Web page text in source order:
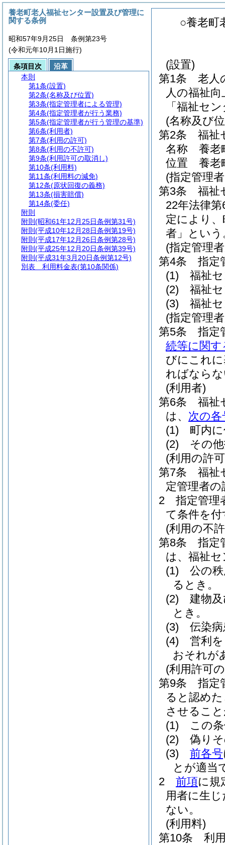
○養老町
(設置)
第1条
老人
人の福祉
「福祉セ
(名称及び
第2条
福祉
名称 養老
位置 養老
(指定管理
第3条
福祉
22年法律
定により
者」という
(指定管理
第4条
指定
(1)
福祉
(2)
福祉
(3)
福祉
(指定管理
第5条
指定
続等に関す
びにこれ
ればなら
(利用者)
第6条
福祉
は、 次の各
(1)
町内
(2)
その
(利用の許
第7条
福祉
定管理者
2
指定管理
て条件を
(利用の不
第8条
指定
は、福祉
(1)
公の
るとき。
(2)
建物
とき。
(3)
伝染
(4)
営利
おそれが
(利用許可
第9条
指定
ると認め
させるこ
(1)
この
(2)
偽り
(3)
前各号
とが適当
2
前項に規
用者に生
ない。
(利用料)
第10条
利
養老町老人福祉センター設置及び管理に
関する条例
昭和57年9月25日 条例第23号
(令和元年10月1日施行)
条項目次
沿革
本則
第1条(設置)
第2条(名称及び位置)
第3条(指定管理者による管理)
第4条(指定管理者が行う業務)
第5条(指定管理者が行う管理の基準)
第6条(利用者)
第7条(利用の許可)
第8条(利用の不許可)
第9条(利用許可の取消し)
第10条(利用料)
第11条(利用料の減免)
第12条(原状回復の義務)
第13条(損害賠償)
第14条(委任)
附則
附則 (昭和61年12月25日条例第31号)
附則 (平成10年12月28日条例第19号)
附則 (平成17年12月26日条例第28号)
附則 (平成25年12月20日条例第39号)
附則 (平成31年3月20日条例第12号)
別表 利用料金表(第10条関係)